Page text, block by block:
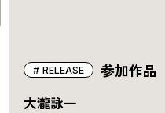
参加作品
RELEASE
大瀧詠一